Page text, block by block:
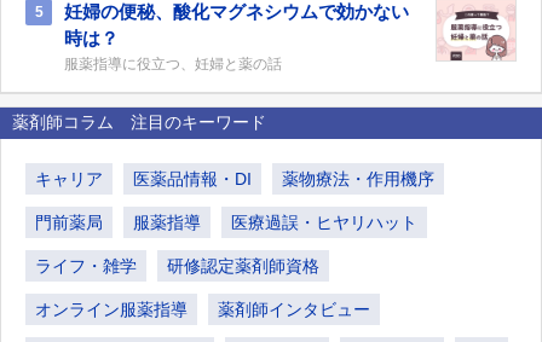
5
妊婦の便秘、酸化マグネシウムで効かない
時は？
服薬指導に役立つ、妊婦と薬の話
薬剤師コラム 注目のキーワード
キャリア 医薬品情報・DI 薬物療法・作用機序
門前薬局 服薬指導 医療過誤・ヒヤリハット
ライフ・雑学 研修認定薬剤師資格
オンライン服薬指導 薬剤師インタビュー